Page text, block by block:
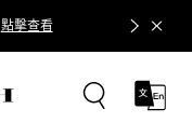
點擊查看 立即追蹤